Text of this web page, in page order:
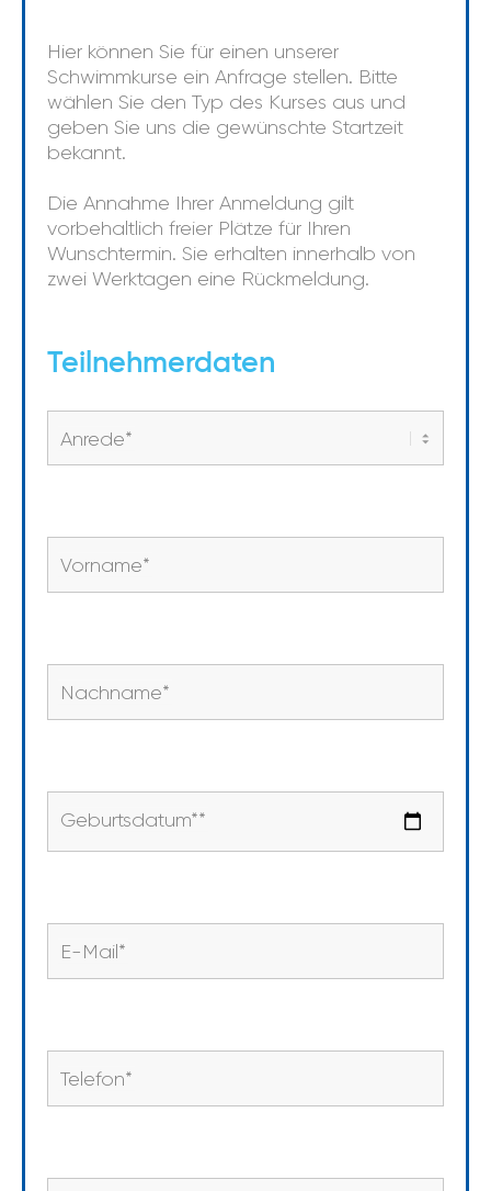
Hier können Sie für einen unserer
Schwimmkurse ein Anfrage stellen. Bitte
wählen Sie den Typ des Kurses aus und
geben Sie uns die gewünschte Startzeit
bekannt.
Die Annahme Ihrer Anmeldung gilt
vorbehaltlich freier Plätze für Ihren
Wunschtermin. Sie erhalten innerhalb von
zwei Werktagen eine Rückmeldung.
Teilnehmerdaten
Anrede*
Vorname*
Nachname*
Geburtsdatum**
E-Mail *
Telefon*